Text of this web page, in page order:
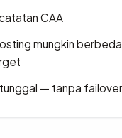
CAA
mungkin
— tanpa failover